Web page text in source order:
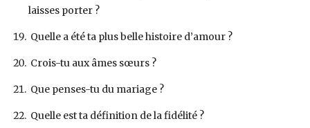
laisses porter ?
Quelle a été ta plus belle histoire d’amour ?
Crois-tu aux âmes sœurs ?
Que penses-tu du mariage ?
Quelle est ta définition de la fidélité ?